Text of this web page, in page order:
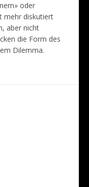
oder
mehr diskutiert
aber nicht
die Form des
Dilemma.